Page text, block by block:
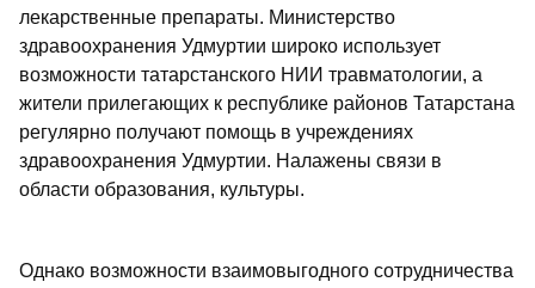
лекарственные препараты. Министерство
здравоохранения Удмуртии широко использует
возможности татарстанского НИИ травматологии, а
жители прилегающих к республике районов Татарстана
регулярно получают помощь в учреждениях
здравоохранения Удмуртии. Налажены связи в
области образования, культуры.
Однако возможности взаимовыгодного сотрудничества